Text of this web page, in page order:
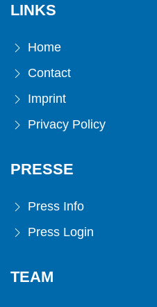
LINKS
Home
Contact
Imprint
Privacy Policy
PRESSE
Press Info
Press Login
TEAM